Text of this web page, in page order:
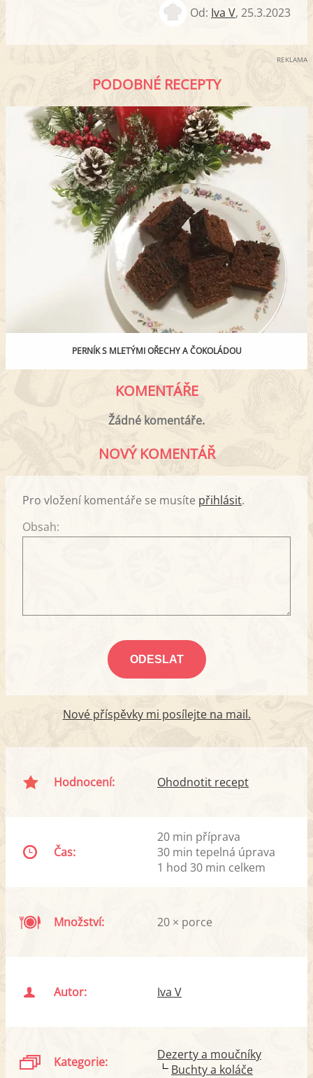
Od: Iva V, 25.3.2023
REKLAMA
PODOBNÉ RECEPTY
PERNÍK S MLETÝMI OŘECHY A ČOKOLÁDOU
KOMENTÁŘE
Žádné komentáře.
NOVÝ KOMENTÁŘ
Pro vložení komentáře se musíte přihlásit.
Obsah:
Nové příspěvky mi posílejte na mail.
Hodnocení: Ohodnotit recept
Čas:
20 min příprava
30 min tepelná úprava
1 hod 30 min celkem
Množství: 20 × porce
Autor: Iva V
Kategorie:
Dezerty a moučníky
Buchty a koláče